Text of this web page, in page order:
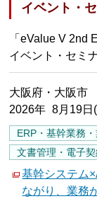
イベント・
「eValue V 2nd
イベント・セミ
大阪府・大阪市
2026年 8月19
ERP・基幹業務
文書管理・電子
基幹システム
ながり、業務